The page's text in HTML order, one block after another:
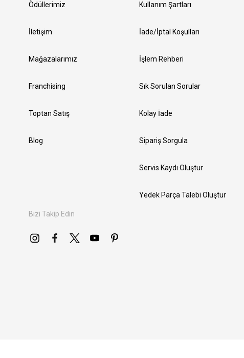
Ödüllerimiz
İletişim
Mağazalarımız
Franchising
Toptan Satış
Blog
Bizi Takip Edin
Kullanım Şartları
İade/İptal Koşulları
İşlem Rehberi
Sık Sorulan Sorular
Kolay İade
Sipariş Sorgula
Servis Kaydı Oluştur
Yedek Parça Talebi Oluştur